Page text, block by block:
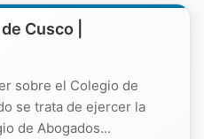
Cusco |
sobre el Colegio de
se trata de ejercer la
de Abogados...